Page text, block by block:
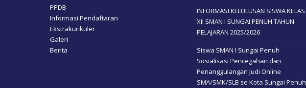
PPDB
Informasi Pendaftaran
Ekstrakurikuler
Galeri
Berita
INFORMASI KELULUSAN SISWA KELAS
XII SMAN I SUNGAI PENUH TAHUN
PELAJARAN 2025/2026
Siswa SMAN I Sungai Penuh
Sosialisasi Pencegahan dan
Penanggulangan Judi Online
SMA/SMK/SLB se Kota Sungai Penuh